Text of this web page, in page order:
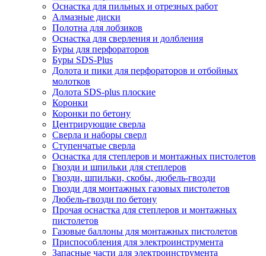
Оснастка для пильных и отрезных работ
Алмазные диски
Полотна для лобзиков
Оснастка для сверления и долбления
Буры для перфораторов
Буры SDS-Plus
Долота и пики для перфораторов и отбойных
молотков
Долота SDS-plus плоские
Коронки
Коронки по бетону
Центрирующие сверла
Сверла и наборы сверл
Ступенчатые сверла
Оснастка для степлеров и монтажных пистолетов
Гвозди и шпильки для степлеров
Гвозди, шпильки, скобы, дюбель-гвозди
Гвозди для монтажных газовых пистолетов
Дюбель-гвозди по бетону
Прочая оснастка для степлеров и монтажных
пистолетов
Газовые баллоны для монтажных пистолетов
Приспособления для электроинструмента
Запасные части для электроинструмента